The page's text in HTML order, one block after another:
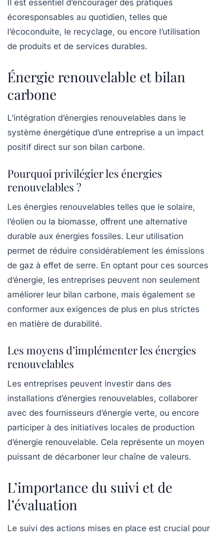
Il est essentiel d’encourager des pratiques
écoresponsables au quotidien, telles que
l’écoconduite, le recyclage, ou encore l’utilisation
de produits et de services durables.
Énergie renouvelable et bilan
carbone
L’intégration d’énergies renouvelables dans le
système énergétique d’une entreprise a un impact
positif direct sur son bilan carbone.
Pourquoi privilégier les énergies
renouvelables ?
Les énergies renouvelables telles que le solaire,
l’éolien ou la biomasse, offrent une alternative
durable aux énergies fossiles. Leur utilisation
permet de réduire considérablement les émissions
de gaz à effet de serre. En optant pour ces sources
d’énergie, les entreprises peuvent non seulement
améliorer leur bilan carbone, mais également se
conformer aux exigences de plus en plus strictes
en matière de durabilité.
Les moyens d’implémenter les énergies
renouvelables
Les entreprises peuvent investir dans des
installations d’énergies renouvelables, collaborer
avec des fournisseurs d’énergie verte, ou encore
participer à des initiatives locales de production
d’énergie renouvelable. Cela représente un moyen
puissant de décarboner leur chaîne de valeurs.
L’importance du suivi et de
l’évaluation
Le suivi des actions mises en place est crucial pour